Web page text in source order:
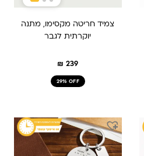
צמיד חריטה מקסימו, מתנה
יוקרתית לגבר
₪ 239
29% OFF
המחיר
המקורי
היה:
₪ 249.
המחיר
הנוכחי
הוא:
₪ 189.90.